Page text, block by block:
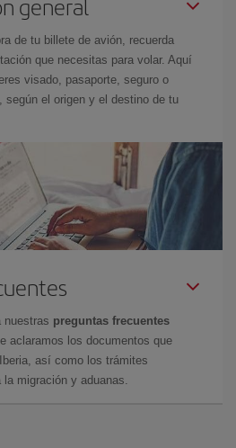
general
de tu billete de avión, recuerda
que necesitas para volar. Aquí
visado, pasaporte, seguro o
según el origen y el destino de tu
nuestras preguntas frecuentes
aclaramos los documentos que
así como los trámites
migración y aduanas.